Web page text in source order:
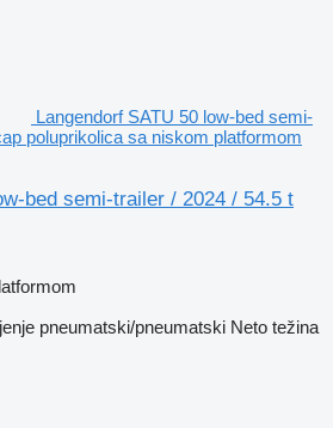
Langendorf SATU 50 low-bed semi-
poluprikolica sa niskom platformom
bed semi-trailer / 2024 / 54.5 t
pneumatski/pneumatski Neto težina